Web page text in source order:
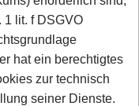
1 lit. f DSGVO
hat ein berechtigtes
zur technisch
seiner Dienste.